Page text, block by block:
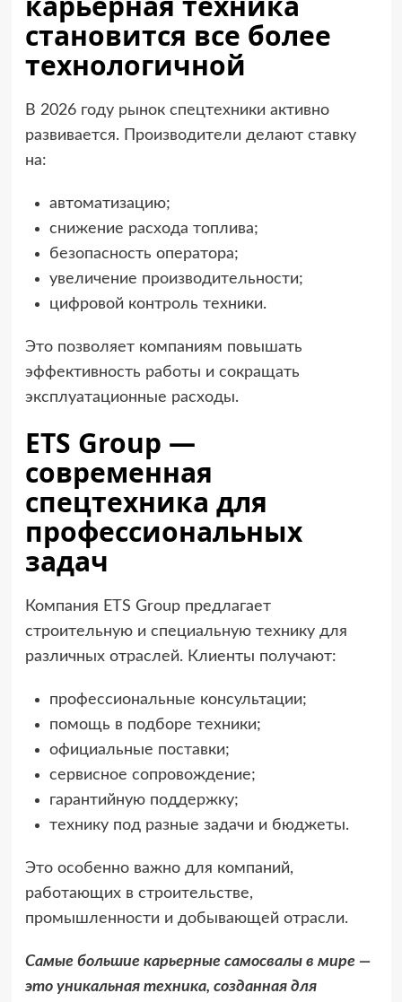
становится все более
технологичной
В 2026 году рынок спецтехники активно
развивается. Производители делают ставку
на:
автоматизацию;
снижение расхода топлива;
безопасность оператора;
увеличение производительности;
цифровой контроль техники.
Это позволяет компаниям повышать
эффективность работы и сокращать
эксплуатационные расходы.
ETS Group —
современная
спецтехника для
профессиональных
задач
Компания ETS Group предлагает
строительную и специальную технику для
различных отраслей. Клиенты получают:
профессиональные консультации;
помощь в подборе техники;
официальные поставки;
сервисное сопровождение;
гарантийную поддержку;
технику под разные задачи и бюджеты.
Это особенно важно для компаний,
работающих в строительстве,
промышленности и добывающей отрасли.
Самые большие карьерные самосвалы в мире —
это уникальная техника, созданная для